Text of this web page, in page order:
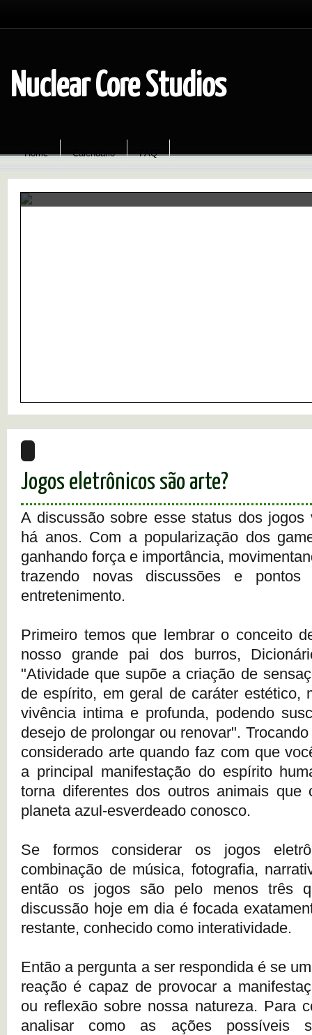
Nuclear Core Studios
Home Calendário FAQ
Jogos eletrônicos são arte?
A discussão sobre esse status dos jogos
há anos. Com a popularização dos
ganhando força e importância,
trazendo novas discussões e
entretenimento.
Primeiro temos que lembrar o conceito
nosso grande pai dos burros,
"Atividade que supõe a criação de
de espírito, em geral de caráter estético,
vivência intima e profunda, podendo
desejo de prolongar ou renovar".
considerado arte quando faz com que
a principal manifestação do espírito
torna diferentes dos outros animais que
planeta azul-esverdeado conosco.
Se formos considerar os jogos
combinação de música, fotografia,
então os jogos são pelo menos três
discussão hoje em dia é focada
restante, conhecido como interatividade.
Então a pergunta a ser respondida é se
reação é capaz de provocar a
ou reflexão sobre nossa natureza. Para
analisar como as ações possíveis